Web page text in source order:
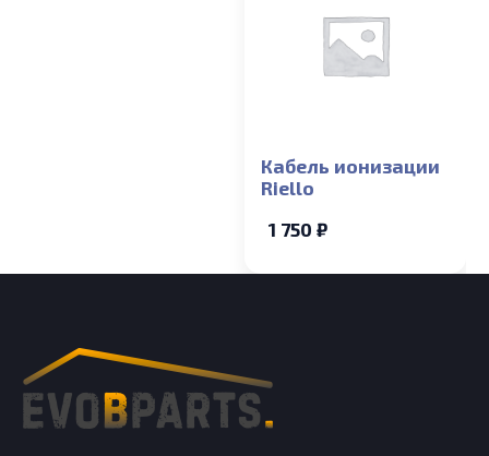
Кабель ионизации
Riello
1 750 ₽